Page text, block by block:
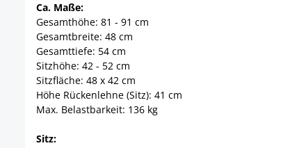
Ca. Maße:
Gesamthöhe: 81 - 91 cm
Gesamtbreite: 48 cm
Gesamttiefe: 54 cm
Sitzhöhe: 42 - 52 cm
Sitzfläche: 48 x 42 cm
Höhe Rückenlehne (Sitz): 41 cm
Max. Belastbarkeit: 136 kg
Sitz: